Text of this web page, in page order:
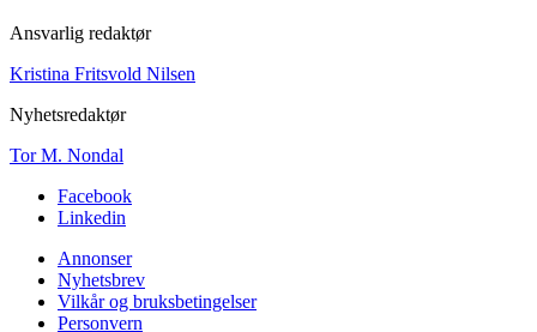
Ansvarlig redaktør
Kristina Fritsvold Nilsen
Nyhetsredaktør
Tor M. Nondal
Facebook
Linkedin
Annonser
Nyhetsbrev
Vilkår og bruksbetingelser
Personvern